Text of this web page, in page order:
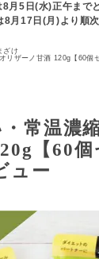
8月5日(水)正午まで
8月17日(月)より順
ざけ
リザーノ甘酒 120g【60個
・常温濃
【60
ュー